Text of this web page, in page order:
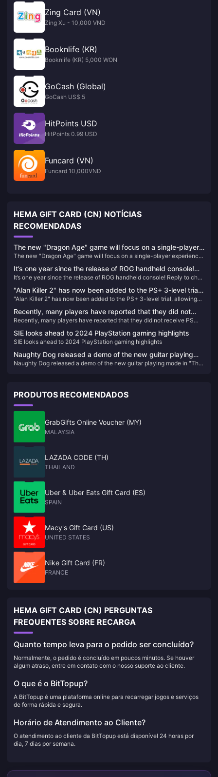
Zing Card (VN)
Zing Xu - 10,000 VND
Booknlife (KR)
Booknlife (KR) 5,000 WON
GoCash (Global)
GoCash US$ 5
HitPoints USD
HitPoints 0.99 USD
Funcard (VN)
Funcard 10,000VND
HEMA GIFT CARD (CN) NOTÍCIAS
RECOMENDADAS
The new "Dragon Age" game will focus on a single-player
experience and will not include real-time services
The new "Dragon Age" game will focus on a single-player experience
It’s one year since the release of ROG handheld console!
Reply to chat about your experience and get official
peripherals & various 3A masterpieces!
It’s one year since the release of ROG handheld console! Reply to chat
masterpieces!
"Alan Killer 2" has now been added to the PS+ 3-level trial,
allowing you to experience 3 hours of game content
"Alan Killer 2" has now been added to the PS+ 3-level trial, allowing
Recently, many players have reported that they did not
receive PS Stars points for recently purchased games.
Recently, many players have reported that they did not receive PS
SIE looks ahead to 2024 PlayStation gaming highlights
SIE looks ahead to 2024 PlayStation gaming highlights
Naughty Dog released a demo of the new guitar playing
mode in "The Last of Us Part II: HD Remastered Edition"
Naughty Dog released a demo of the new guitar playing mode in "The
PRODUTOS RECOMENDADOS
GrabGifts Online Voucher (MY)
MALAYSIA
LAZADA CODE (TH)
THAILAND
Uber & Uber Eats Gift Card (ES)
SPAIN
Macy's Gift Card (US)
UNITED STATES
Nike Gift Card (FR)
FRANCE
HEMA GIFT CARD (CN) PERGUNTAS
FREQUENTES SOBRE RECARGA
Quanto tempo leva para o pedido ser concluído?
Normalmente, o pedido é concluído em poucos minutos. Se houver
algum atraso, entre em contato com o nosso suporte ao cliente.
O que é o BitTopup?
A BitTopup é uma plataforma online para recarregar jogos e serviços
de forma rápida e segura.
Horário de Atendimento ao Cliente?
O atendimento ao cliente da BitTopup está disponível 24 horas por
dia, 7 dias por semana.